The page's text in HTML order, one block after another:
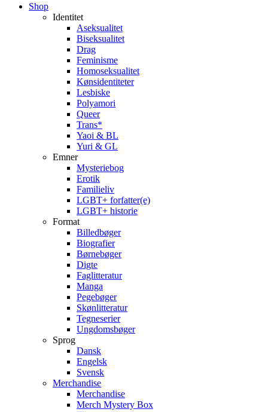
Close
Shop
Identitet
Aseksualitet
Biseksualitet
Drag
Feminisme
Homoseksualitet
Kønsidentiteter
Lesbiske
Polyamori
Queer
Trans*
Yaoi & BL
Yuri & GL
Emner
Mysteriebog
Erotik
Familieliv
LGBT+ forfatter(e)
LGBT+ historie
Format
Billedbøger
Biografier
Børnebøger
Digte
Faglitteratur
Manga
Pegebøger
Skønlitteratur
Tegneserier
Ungdomsbøger
Sprog
Dansk
Engelsk
Svensk
Merchandise
Merchandise
Merch Mystery Box